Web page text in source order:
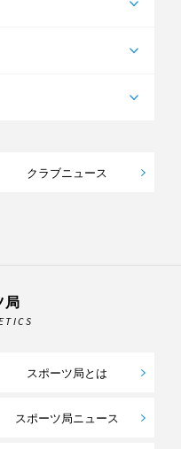
クラブニュース
局
スポーツ局とは
スポーツ局ニュース